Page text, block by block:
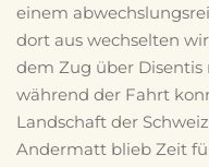
einem
dort aus wechselten
dem Zug über Disentis
während der Fahrt
Landschaft der
Andermatt blieb Zeit